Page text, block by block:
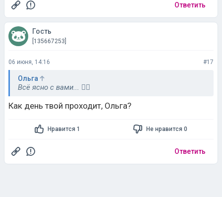
Ответить
Гость
[135667253]
06 июня, 14:16 #17
Ольга
Всё ясно с вами... 🤦‍♀️
Как день твой проходит, Ольга?
Нравится 1 Не нравится 0
Ответить